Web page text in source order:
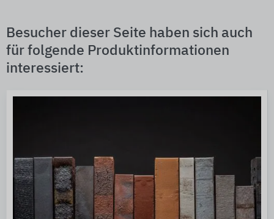
Besucher dieser Seite haben sich auch
für folgende Produktinformationen
interessiert: